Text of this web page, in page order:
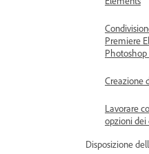
Premiere
Creazione
Lavorare
opzioni dei
Disposizione